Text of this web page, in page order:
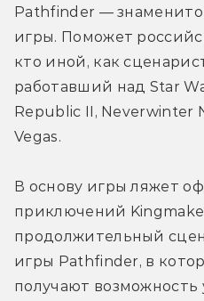
Pathfinder —
игры. Поможет
кто иной, как
работавший над Star
Republic II, Neverwinter
Vegas.
В основу игры ляжет
приключений
продолжительный
игры Pathfinder, в
получают